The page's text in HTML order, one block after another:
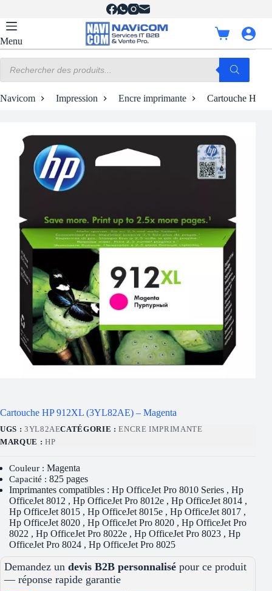
contenu
Menu
Panier
d’achat
produits
Navicom Impression Encre imprimante Cartouche HP
Cartouche HP 912XL (3YL82AE) – Magenta
UGS : 3YL82AECATÉGORIE :ENCRE IMPRIMANTE
MARQUE : HP
Couleur : Magenta
Capacité : 825 pages
Imprimantes compatibles : Hp OfficeJet Pro 8010 Series , Hp
OfficeJet 8012 , Hp OfficeJet Pro 8012e , Hp OfficeJet 8014 ,
Hp OfficeJet 8015 , Hp OfficeJet 8015e , Hp OfficeJet 8017 ,
Hp OfficeJet 8020 , Hp OfficeJet Pro 8020 , Hp OfficeJet Pro
8022 , Hp OfficeJet Pro 8022e , Hp OfficeJet Pro 8023 , Hp
OfficeJet Pro 8024 , Hp OfficeJet Pro 8025
Demandez un devis B2B personnalisé pour ce produit
— réponse rapide garantie